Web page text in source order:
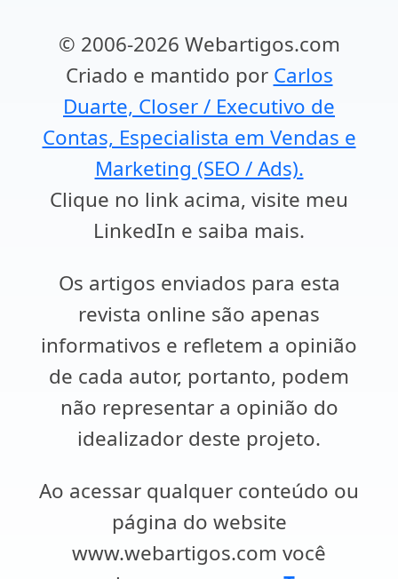
© 2006-2026 Webartigos.com
Criado e mantido por Carlos
Duarte, Closer / Executivo de
Contas, Especialista em Vendas e
Marketing (SEO / Ads).
Clique no link acima, visite meu
LinkedIn e saiba mais.
Os artigos enviados para esta
revista online são apenas
informativos e refletem a opinião
de cada autor, portanto, podem
não representar a opinião do
idealizador deste projeto.
Ao acessar qualquer conteúdo ou
página do website
www.webartigos.com você